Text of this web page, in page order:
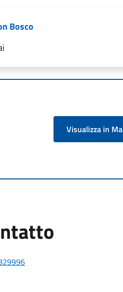
Bosco
Visualizza in